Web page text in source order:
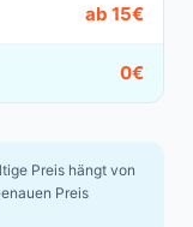
ab 15€
0€
Preis hängt von
Preis